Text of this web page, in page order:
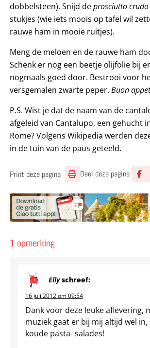
dobbelsteen). Snijd deprosciutto crudo
stukjes (wie iets moois op tafel wil
rauwe ham in mooie ruitjes).
Meng de meloen en de rauwe ham
Schenk er nog een beetje olijfolie bij
nogmaals goed door. Bestrooi voor
versgemalen zwarte peper. Buon
P.S. Wist je dat de naam van de
afgeleid van Cantalupo, een gehucht
Rome? Volgens Wikipedia werden
in de tuin van de paus geteeld.
Print deze pagina Deel deze pagina
1 opmerking
Elly schreef:
16 juli 2012 om 09:54
Dank voor deze leuke aflevering,
muziek gaat er bij mij altijd wel in,
koude pasta- salades!